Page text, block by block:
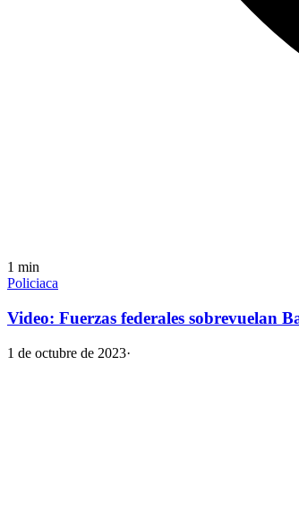
1 min
Policiaca
Video: Fuerzas federales sobrevuelan
1 de octubre de 2023·